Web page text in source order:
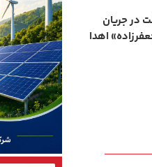
در جریان
اهدا